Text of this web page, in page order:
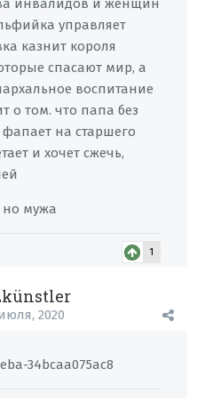
инвалидов и женщин
управляет
казнит короля
спасают мир, а
воспитание
о том. что папа без
на старшего
и хочет сжечь,
но мужа
1
2020